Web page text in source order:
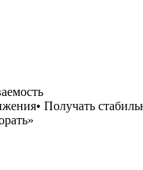
Получать